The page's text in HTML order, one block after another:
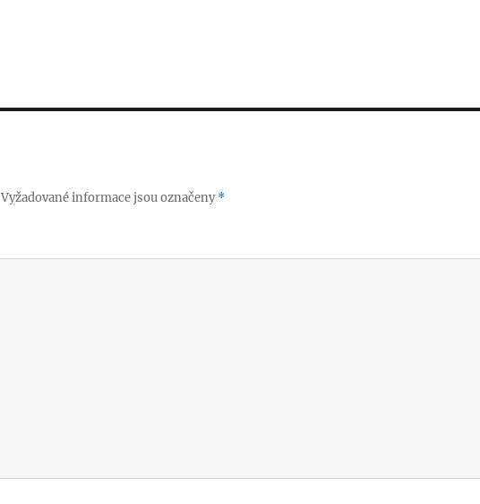
Vyžadované informace jsou označeny*